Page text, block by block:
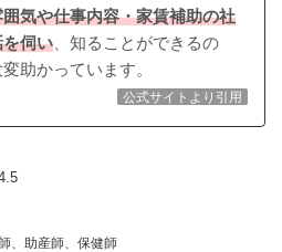
気や仕事内容・家賃補助の社
伺い 、知ることができるの
助かっています。
公式サイトより引用
、助産師、保健師